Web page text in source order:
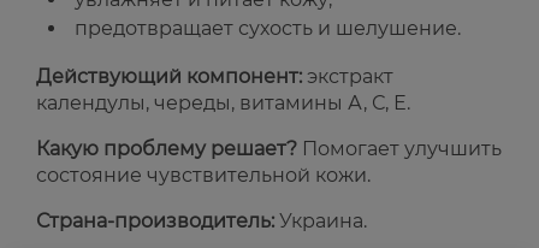
предотвращает сухость и шелушение.
Действующий компонент: экстракт
календулы, череды, витамины А, С, Е.
Какую проблему решает? Помогает улучшить
состояние чувствительной кожи.
Страна-производитель: Украина.